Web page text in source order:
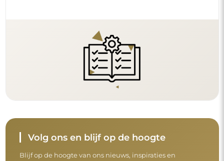
Volg ons en blijf op de hoogte
Blijf op de hoogte van ons nieuws, inspiraties en